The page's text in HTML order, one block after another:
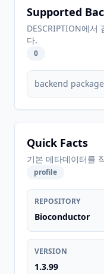
Supported
DESCRIPTION에
다.
0
backend
Quick Facts
기본 메타데이터를
profile
REPOSITORY
Bioconductor
VERSION
1.3.99